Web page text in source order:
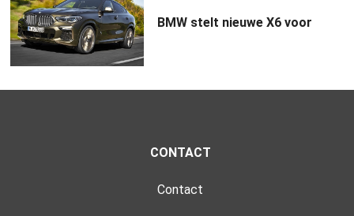
BMW stelt nieuwe X6 voor
CONTACT
Contact